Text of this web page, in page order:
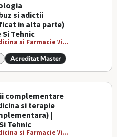
si adictii
in alta parte)
Tehnic
si Farmacie Vi...
Acreditat Master
complementare
si terapie
|
Tehnic
si Farmacie Vi...